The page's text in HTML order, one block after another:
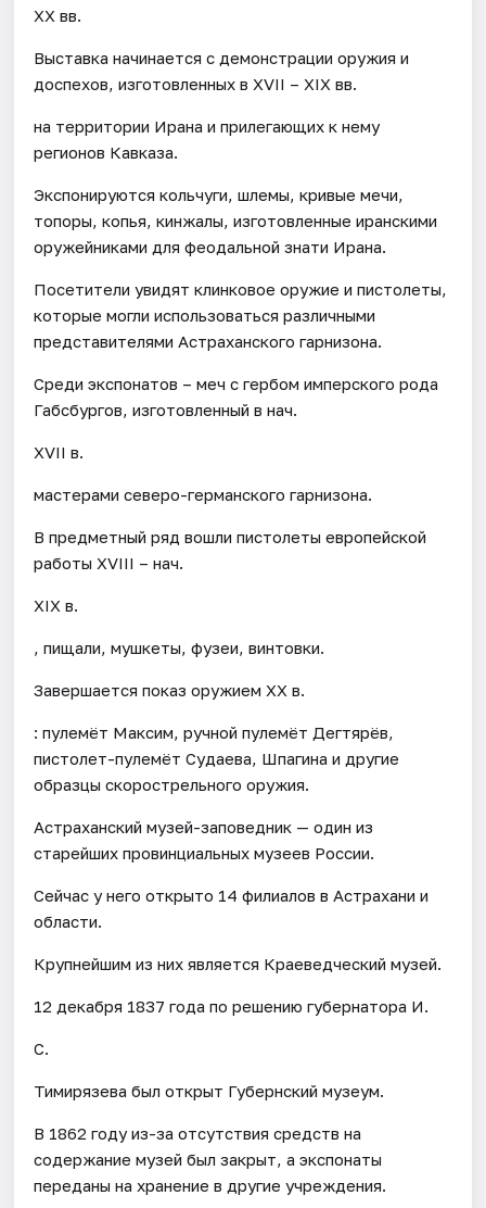
XX вв.
Выставка начинается с демонстрации оружия и
доспехов, изготовленных в XVII – XIX вв.
на территории Ирана и прилегающих к нему
регионов Кавказа.
Экспонируются кольчуги, шлемы, кривые мечи,
топоры, копья, кинжалы, изготовленные иранскими
оружейниками для феодальной знати Ирана.
Посетители увидят клинковое оружие и пистолеты,
которые могли использоваться различными
представителями Астраханского гарнизона.
Среди экспонатов – меч с гербом имперского рода
Габсбургов, изготовленный в нач.
XVII в.
мастерами северо-германского гарнизона.
В предметный ряд вошли пистолеты европейской
работы XVIII – нач.
XIX в.
, пищали, мушкеты, фузеи, винтовки.
Завершается показ оружием XX в.
: пулемёт Максим, ручной пулемёт Дегтярёв,
пистолет-пулемёт Судаева, Шпагина и другие
образцы скорострельного оружия.
Астраханский музей-заповедник — один из
старейших провинциальных музеев России.
Сейчас у него открыто 14 филиалов в Астрахани и
области.
Крупнейшим из них является Краеведческий музей.
12 декабря 1837 года по решению губернатора И.
С.
Тимирязева был открыт Губернский музеум.
В 1862 году из-за отсутствия средств на
содержание музей был закрыт, а экспонаты
переданы на хранение в другие учреждения.